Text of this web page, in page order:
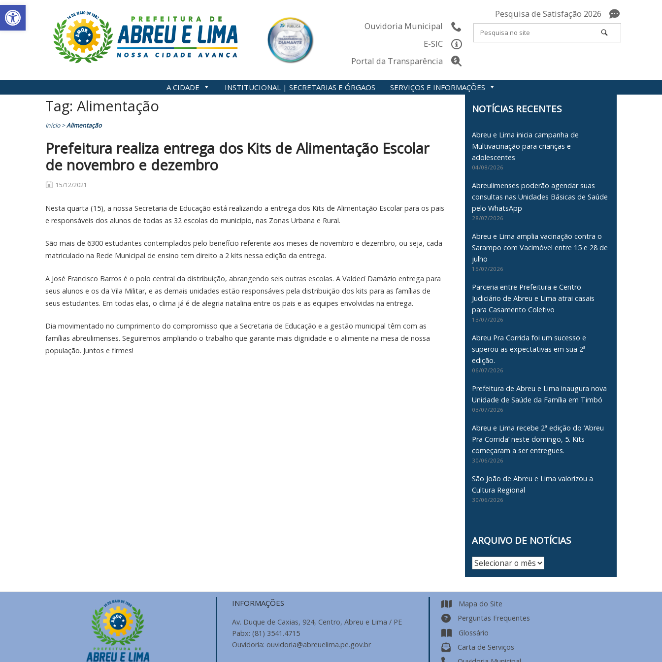
Abrir a barra de ferramentas
Skip
to
content
Ouvidoria Municipal
E-SIC
Portal da Transparência
Pesquisa de Satisfação 2026
A CIDADE INSTITUCIONAL | SECRETARIAS E ÓRGÃOS SERVIÇOS E INFORMAÇÕES
Tag: Alimentação
Início>Alimentação
Prefeitura realiza entrega dos Kits de Alimentação Escolar
de novembro e dezembro
15/12/2021
Nesta quarta (15), a nossa Secretaria de Educação está realizando a entrega dos Kits de Alimentação Escolar para os pais
e responsáveis dos alunos de todas as 32 escolas do município, nas Zonas Urbana e Rural.
São mais de 6300 estudantes contemplados pelo benefício referente aos meses de novembro e dezembro, ou seja, cada
matriculado na Rede Municipal de ensino tem direito a 2 kits nessa edição da entrega.
A José Francisco Barros é o polo central da distribuição, abrangendo seis outras escolas. A Valdecí Damázio entrega para
seus alunos e os da Vila Militar, e as demais unidades estão responsáveis pela distribuição dos kits para as famílias de
seus estudantes. Em todas elas, o clima já é de alegria natalina entre os pais e as equipes envolvidas na entrega.
Dia movimentado no cumprimento do compromisso que a Secretaria de Educação e a gestão municipal têm com as
famílias abreulimenses. Seguiremos ampliando o trabalho que garante mais dignidade e o alimente na mesa de nossa
população. Juntos e firmes!
NOTÍCIAS RECENTES
Abreu e Lima inicia campanha de
Multivacinação para crianças e
adolescentes
04/08/2026
Abreulimenses poderão agendar suas
consultas nas Unidades Básicas de Saúde
pelo WhatsApp
28/07/2026
Abreu e Lima amplia vacinação contra o
Sarampo com Vacimóvel entre 15 e 28 de
julho
15/07/2026
Parceria entre Prefeitura e Centro
Judiciário de Abreu e Lima atrai casais
para Casamento Coletivo
13/07/2026
Abreu Pra Corrida foi um sucesso e
superou as expectativas em sua 2ª
edição.
06/07/2026
Prefeitura de Abreu e Lima inaugura nova
Unidade de Saúde da Família em Timbó
03/07/2026
Abreu e Lima recebe 2ª edição do ‘Abreu
Pra Corrida’ neste domingo, 5. Kits
começaram a ser entregues.
30/06/2026
São João de Abreu e Lima valorizou a
Cultura Regional
30/06/2026
ARQUIVO DE NOTÍCIAS
Arquivo
INFORMAÇÕES
Av. Duque de Caxias, 924, Centro, Abreu e Lima / PE
Pabx: (81) 3541.4715
Ouvidoria: ouvidoria@abreuelima.pe.gov.br
Mapa do Site
Perguntas Frequentes
Glossário
Carta de Serviços